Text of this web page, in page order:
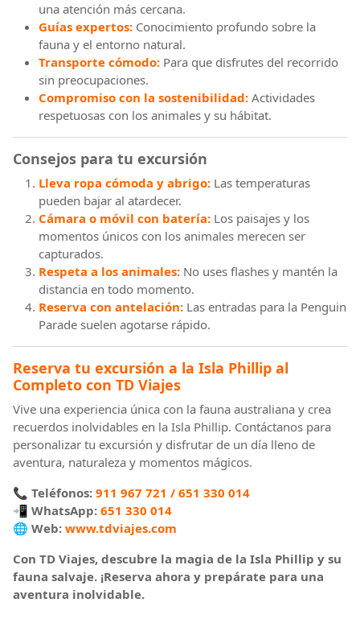
una atención más cercana.
Guías expertos: Conocimiento profundo sobre la
fauna y el entorno natural.
Transporte cómodo: Para que disfrutes del recorrido
sin preocupaciones.
Compromiso con la sostenibilidad: Actividades
respetuosas con los animales y su hábitat.
Consejos para tu excursión
Lleva ropa cómoda y abrigo: Las temperaturas
pueden bajar al atardecer.
Cámara o móvil con batería: Los paisajes y los
momentos únicos con los animales merecen ser
capturados.
Respeta a los animales: No uses flashes y mantén la
distancia en todo momento.
Reserva con antelación: Las entradas para la Penguin
Parade suelen agotarse rápido.
Reserva tu excursión a la Isla Phillip al
Completo con TD Viajes
Vive una experiencia única con la fauna australiana y crea
recuerdos inolvidables en la Isla Phillip. Contáctanos para
personalizar tu excursión y disfrutar de un día lleno de
aventura, naturaleza y momentos mágicos.
📞 Teléfonos: 911 967 721 / 651 330 014
📲 WhatsApp: 651 330 014
🌐 Web: www.tdviajes.com
Con TD Viajes, descubre la magia de la Isla Phillip y su
fauna salvaje. ¡Reserva ahora y prepárate para una
aventura inolvidable.